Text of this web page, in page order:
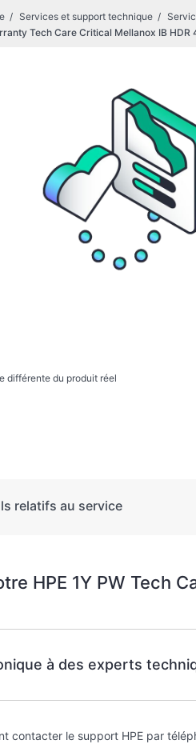
Services et support technique
Tech Care Critical Mellanox IB
différente du produit réel
relatifs au service
HPE 1Y PW Tech
à des experts
contacter le support HPE par